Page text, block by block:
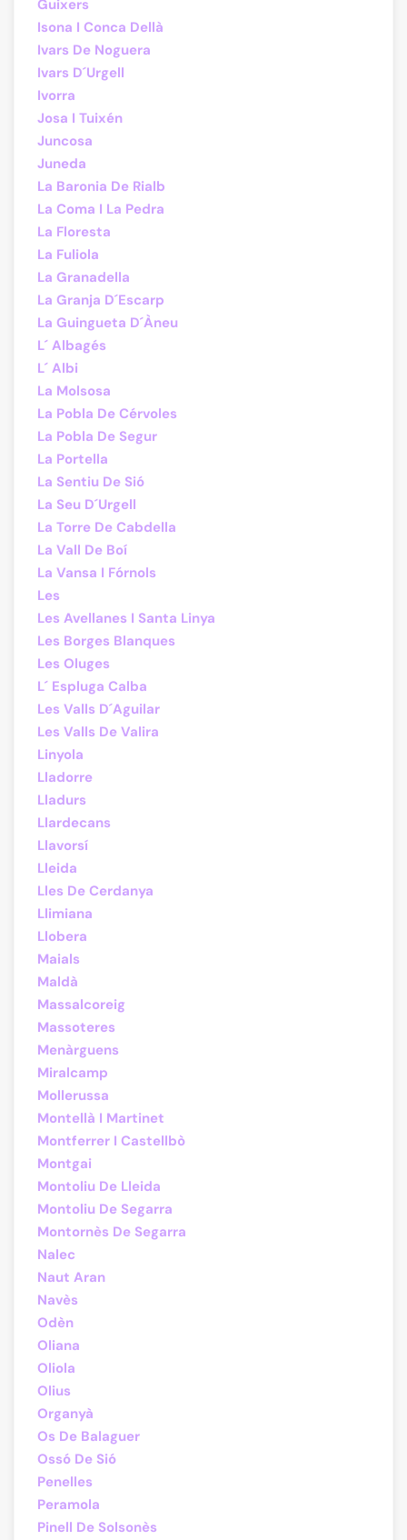
Guixers
Isona I Conca Dellà
Ivars De Noguera
Ivars D´Urgell
Ivorra
Josa I Tuixén
Juncosa
Juneda
La Baronia De Rialb
La Coma I La Pedra
La Floresta
La Fuliola
La Granadella
La Granja D´Escarp
La Guingueta D´Àneu
L´ Albagés
L´ Albi
La Molsosa
La Pobla De Cérvoles
La Pobla De Segur
La Portella
La Sentiu De Sió
La Seu D´Urgell
La Torre De Cabdella
La Vall De Boí
La Vansa I Fórnols
Les
Les Avellanes I Santa Linya
Les Borges Blanques
Les Oluges
L´ Espluga Calba
Les Valls D´Aguilar
Les Valls De Valira
Linyola
Lladorre
Lladurs
Llardecans
Llavorsí
Lleida
Lles De Cerdanya
Llimiana
Llobera
Maials
Maldà
Massalcoreig
Massoteres
Menàrguens
Miralcamp
Mollerussa
Montellà I Martinet
Montferrer I Castellbò
Montgai
Montoliu De Lleida
Montoliu De Segarra
Montornès De Segarra
Nalec
Naut Aran
Navès
Odèn
Oliana
Oliola
Olius
Organyà
Os De Balaguer
Ossó De Sió
Penelles
Peramola
Pinell De Solsonès